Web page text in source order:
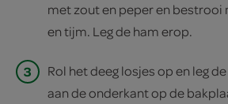
met zout en peper en bestrooi
en tijm. Leg de ham erop.
3
Rol het deeg losjes op en leg
aan de onderkant op de